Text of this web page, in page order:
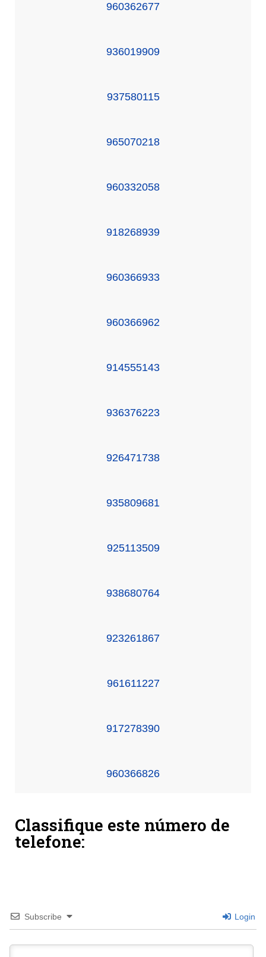
960362677
936019909
937580115
965070218
960332058
918268939
960366933
960366962
914555143
936376223
926471738
935809681
925113509
938680764
923261867
961611227
917278390
960366826
Classifique este número de
telefone:
Subscribe Login